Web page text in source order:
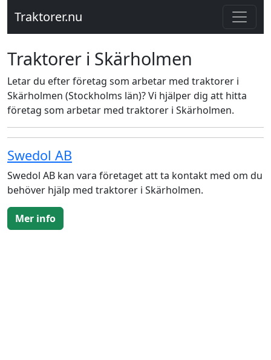
Traktorer.nu
Traktorer i Skärholmen
Letar du efter företag som arbetar med traktorer i
Skärholmen (Stockholms län)? Vi hjälper dig att hitta
företag som arbetar med traktorer i Skärholmen.
Swedol AB
Swedol AB kan vara företaget att ta kontakt med om du
behöver hjälp med traktorer i Skärholmen.
Mer info